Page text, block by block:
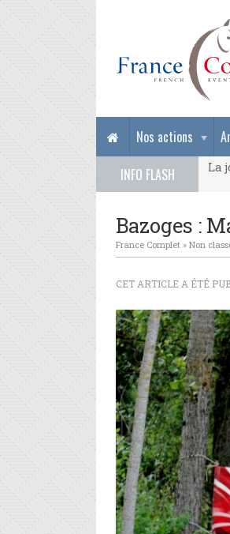
Nos actions
INFO FLASH
La
Bazoges :
France Complet » Non
CET ARTICLE A ÉTÉ